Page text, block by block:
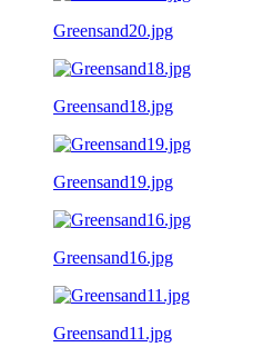
Greensand20.jpg
Greensand18.jpg
Greensand19.jpg
Greensand16.jpg
Greensand11.jpg